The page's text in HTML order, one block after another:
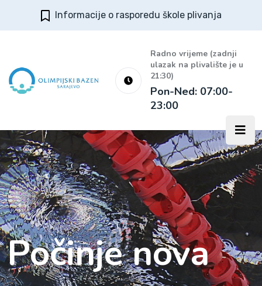
Informacije o rasporedu škole plivanja
Radno vrijeme (zadnji
ulazak na plivalište je u
21:30)
Pon-Ned: 07:00-
23:00
Počinje nova